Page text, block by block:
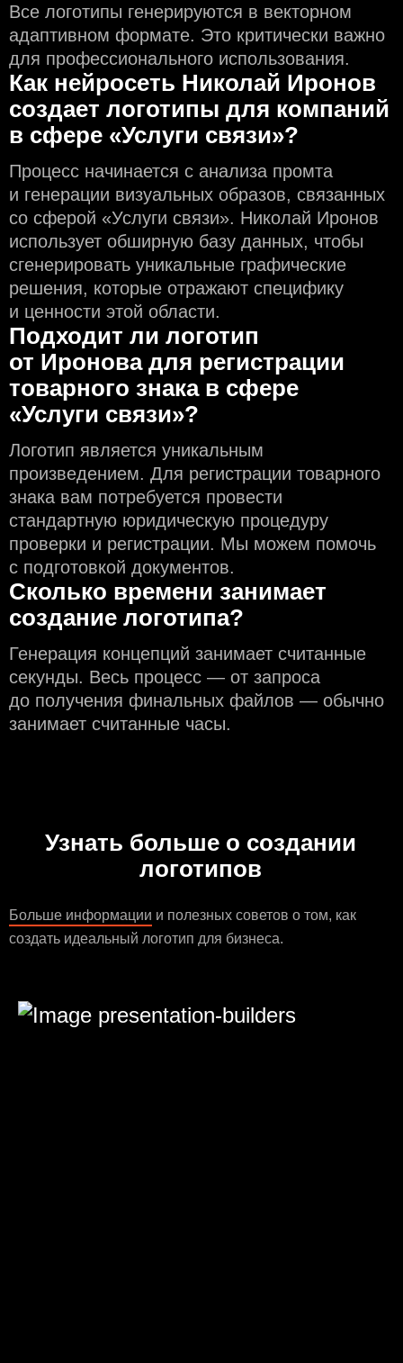
Все логотипы генерируются в векторном
адаптивном формате. Это критически важно
для профессионального использования.
Как нейросеть Николай Иронов
создаeт логотипы для компаний
в сфере «Услуги связи»?
Процесс начинается с анализа промта
и генерации визуальных образов, связанных
со сферой «Услуги связи». Николай Иронов
использует обширную базу данных, чтобы
сгенерировать уникальные графические
решения, которые отражают специфику
и ценности этой области.
Подходит ли логотип
от Иронова для регистрации
товарного знака в сфере
«Услуги связи»?
Логотип является уникальным
произведением. Для регистрации товарного
знака вам потребуется провести
стандартную юридическую процедуру
проверки и регистрации. Мы можем помочь
с подготовкой документов.
Сколько времени занимает
создание логотипа?
Генерация концепций занимает считанные
секунды. Весь процесс — от запроса
до получения финальных файлов — обычно
занимает считанные часы.
Узнать больше о создании
логотипов
Больше информации и полезных советов о том, как
создать идеальный логотип для бизнеса.